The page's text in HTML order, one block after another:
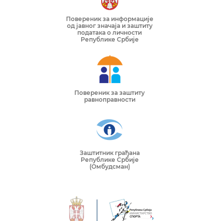
Повереник за информације
од јавног значаја и заштиту
података о личности
Републике Србије
Повереник за заштиту
равноправности
Заштитник грађана
Републике Србије
(Омбудсман)